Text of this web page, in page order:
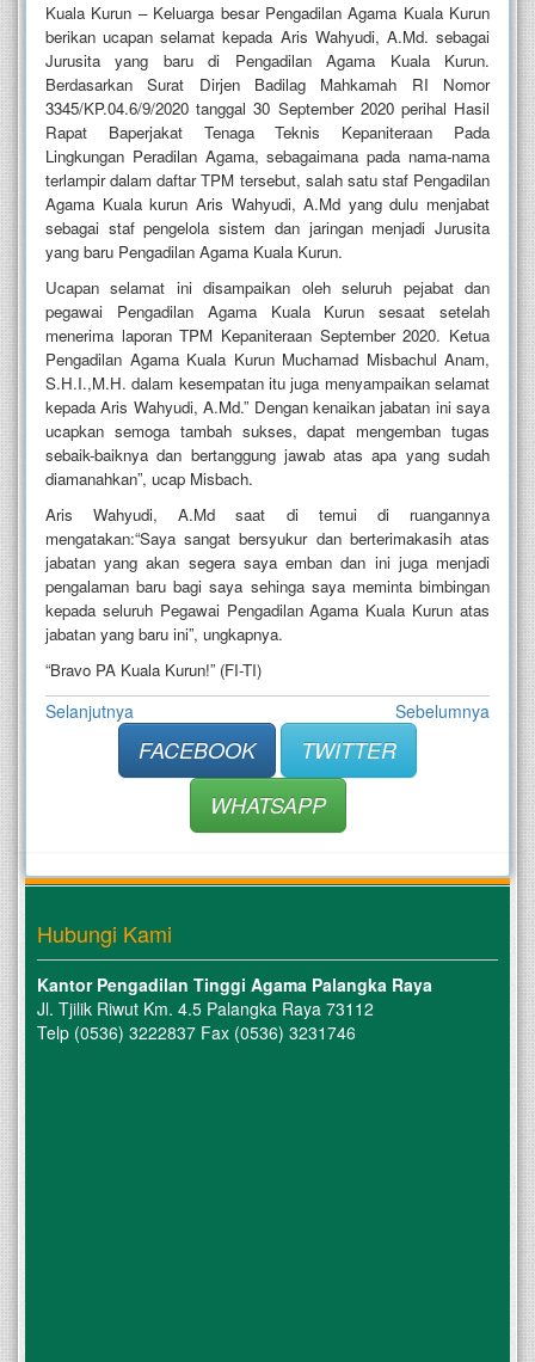
Kuala Kurun – Keluarga besar Pengadilan Agama Kuala Kurun
berikan ucapan selamat kepada Aris Wahyudi, A.Md. sebagai
Jurusita yang baru di Pengadilan Agama Kuala Kurun.
Berdasarkan Surat Dirjen Badilag Mahkamah RI Nomor
3345/KP.04.6/9/2020 tanggal 30 September 2020 perihal Hasil
Rapat Baperjakat Tenaga Teknis Kepaniteraan Pada
Lingkungan Peradilan Agama, sebagaimana pada nama-nama
terlampir dalam daftar TPM tersebut, salah satu staf Pengadilan
Agama Kuala kurun Aris Wahyudi, A.Md yang dulu menjabat
sebagai staf pengelola sistem dan jaringan menjadi Jurusita
yang baru Pengadilan Agama Kuala Kurun.
Ucapan selamat ini disampaikan oleh seluruh pejabat dan
pegawai Pengadilan Agama Kuala Kurun sesaat setelah
menerima laporan TPM Kepaniteraan September 2020. Ketua
Pengadilan Agama Kuala Kurun Muchamad Misbachul Anam,
S.H.I.,M.H. dalam kesempatan itu juga menyampaikan selamat
kepada Aris Wahyudi, A.Md.” Dengan kenaikan jabatan ini saya
ucapkan semoga tambah sukses, dapat mengemban tugas
sebaik-baiknya dan bertanggung jawab atas apa yang sudah
diamanahkan”, ucap Misbach.
Aris Wahyudi, A.Md saat di temui di ruangannya
mengatakan:“Saya sangat bersyukur dan berterimakasih atas
jabatan yang akan segera saya emban dan ini juga menjadi
pengalaman baru bagi saya sehinga saya meminta bimbingan
kepada seluruh Pegawai Pengadilan Agama Kuala Kurun atas
jabatan yang baru ini”, ungkapnya.
“Bravo PA Kuala Kurun!” (FI-TI)
Selanjutnya Sebelumnya
FACEBOOK
TWITTER
WHATSAPP
Hubungi Kami
Kantor Pengadilan Tinggi Agama Palangka Raya
Jl. Tjilik Riwut Km. 4.5 Palangka Raya 73112
Telp (0536) 3222837 Fax (0536) 3231746